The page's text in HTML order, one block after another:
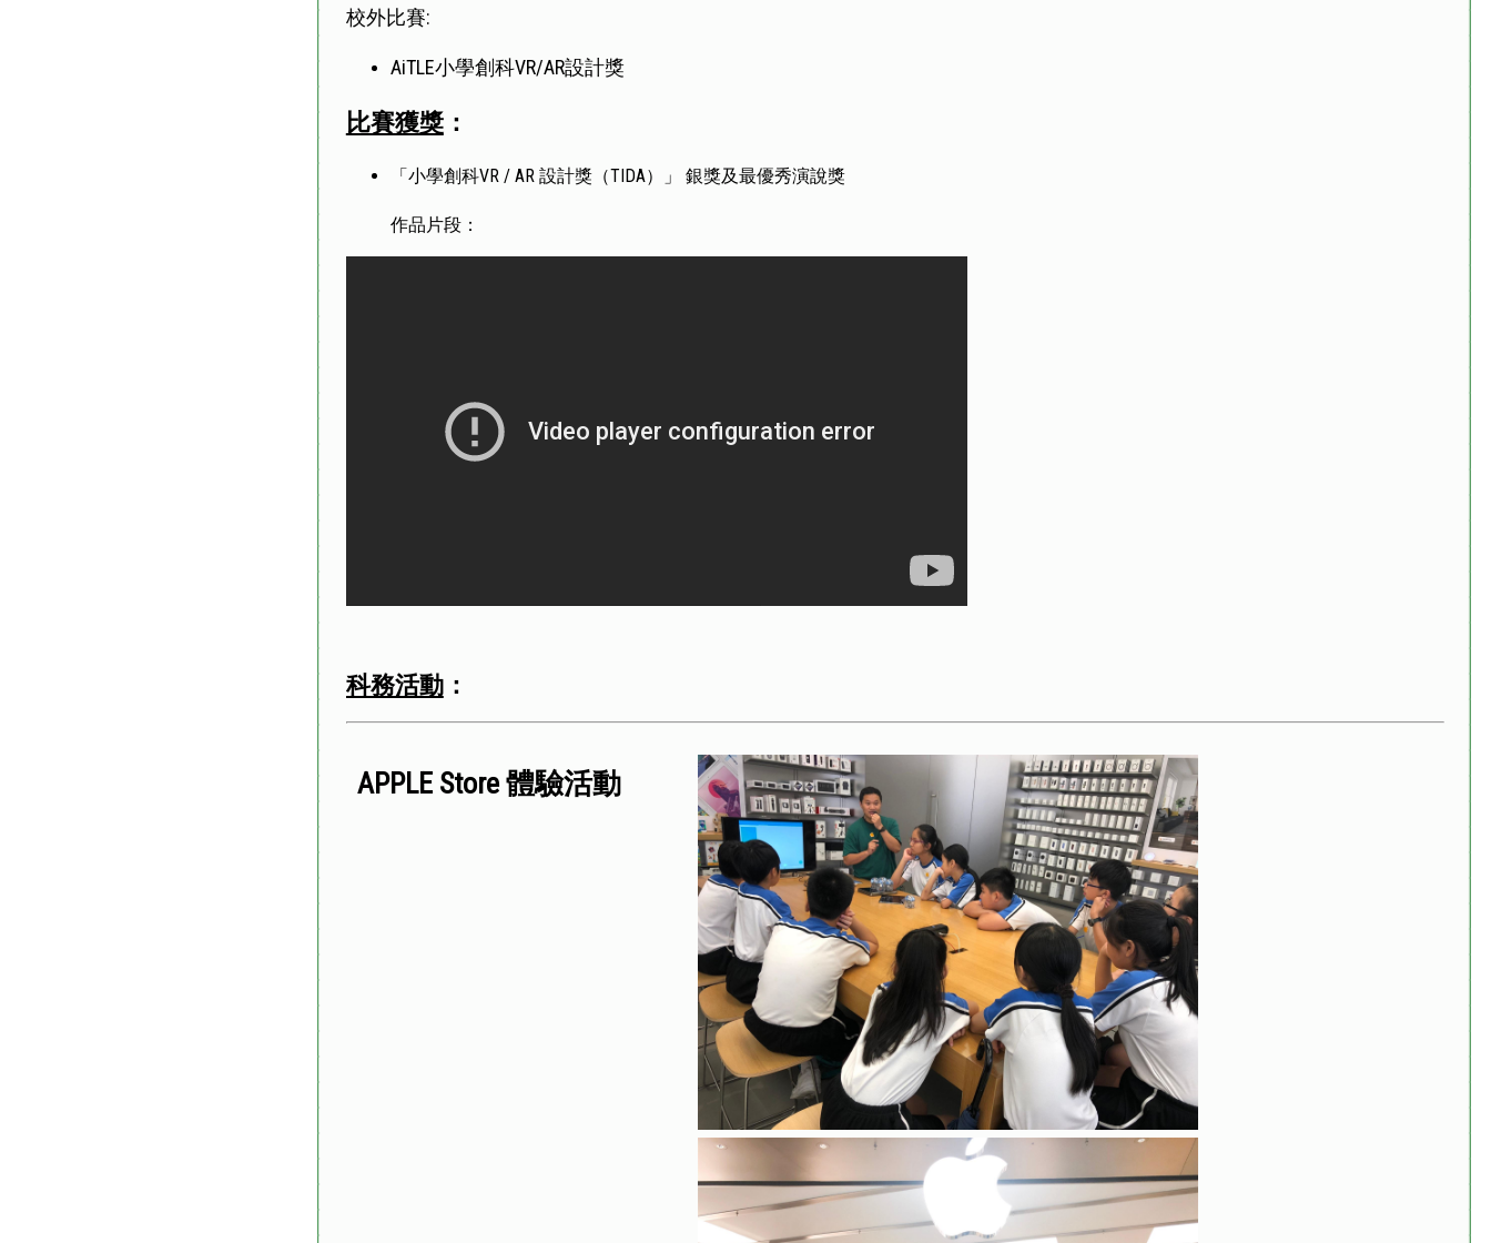
校外比賽:
AiTLE小學創科VR/AR設計獎
比賽獲獎：
「小學創科VR / AR 設計獎（TIDA）」 銀獎及最優秀演說獎
作品片段：
科務活動：
APPLE Store 體驗活動